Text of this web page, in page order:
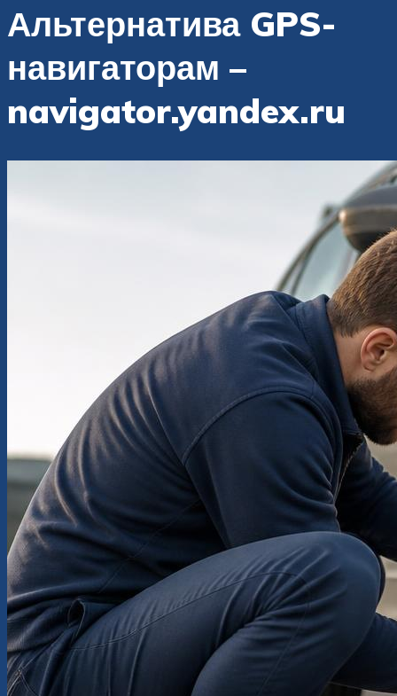
Альтернатива GPS-
навигаторам –
navigator.yandex.ru